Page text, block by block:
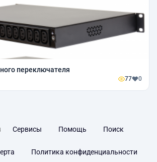
переключателя
77 0
Сервисы Помощь Поиск
Политика конфиденциальности